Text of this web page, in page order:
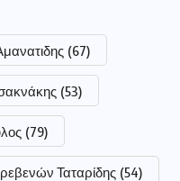
(67)
(53)
(79)
Ταταρίδης (54)